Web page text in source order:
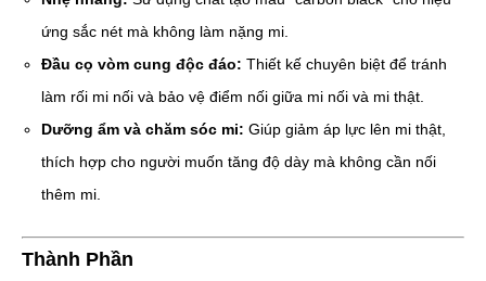
ứng sắc nét mà không làm nặng mi.
Đầu cọ vòm cung độc đáo: Thiết kế chuyên biệt để tránh
làm rối mi nối và bảo vệ điểm nối giữa mi nối và mi thật.
Dưỡng ẩm và chăm sóc mi: Giúp giảm áp lực lên mi thật,
thích hợp cho người muốn tăng độ dày mà không cần nối
thêm mi.
Thành Phần